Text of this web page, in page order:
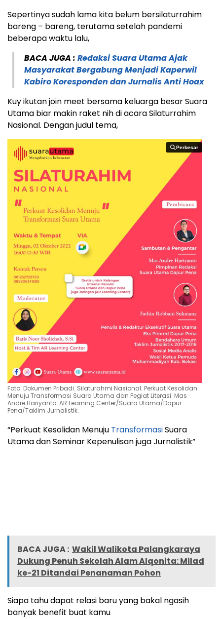
Sepertinya sudah lama kita belum bersilaturrahim
bareng – bareng, terutama setelah pandemi
beberapa waktu lalu,
BACA JUGA : Redaksi Suara Utama Ajak
Masyarakat Bergabung Menjadi Kaperwil
Kabiro Koresponden dan Jurnalis Anti Hoax
Kuy ikutan join meet bersama keluarga besar Suara
Utama biar makin raket nih di acara Silaturrahim
Nasional. Dengan judul tema,
Perbesar
Perbesar
Foto: Dokumen Pribadi. Silaturahmi Nasional. Perkuat Kesolidan
Menuju Transformasi Suara Utama dan Pegiat Literasi. Mas
Andre Hariyanto. AR Learning Center/Suara Utama/Dapur
Pena/Taklim Jurnalistik.
“Perkuat Kesolidan Menuju TransformasiSuara
Utama dan Seminar Kepenulisan juga Jurnalistik”
BACA JUGA : Wakil Walikota Palangkaraya
Dukung Penuh Sekolah Alam Alqonita: Milad
ke-21 Ditandai Penanaman Pohon
Siapa tahu dapat relasi baru yang bakal ngasih
banyak benefit buat kamu